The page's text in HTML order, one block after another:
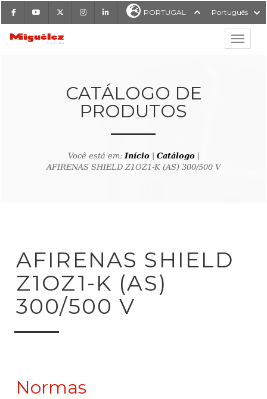
FacebookYoutube InstagramLinkedIn PORTUGAL Português
Miguélez Cabos
CATÁLOGO DE
PRODUTOS
Você está em:Início| Catálogo|
AFIRENAS SHIELD Z1OZ1-K (AS) 300/500 V
ao buscador de produtos
AFIRENAS SHIELD
Z1OZ1-K (AS)
300/500 V
Normas